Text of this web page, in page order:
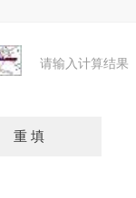
请输入计算结果